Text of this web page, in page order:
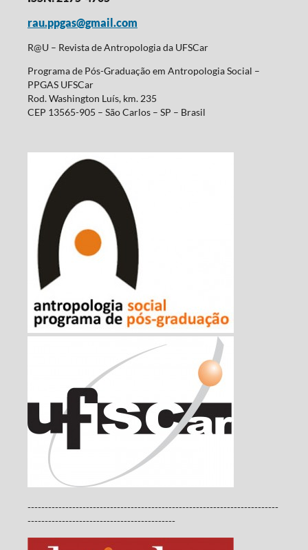
rau.ppgas@gmail.com
R@U – Revista de Antropologia da UFSCar
Programa de Pós-Graduação em Antropologia Social –
PPGAS UFSCar
Rod. Washington Luís, km. 235
CEP 13565-905 – São Carlos – SP – Brasil
-------------------------------------------------------------------------
-------------------------------------------